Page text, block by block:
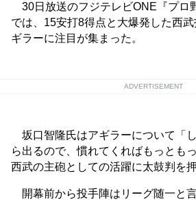
30日放送のフジテレビONE『プロ
では、15安打8得点と大爆発した西
ギラーに注目が集まった。
ADVERTISEMENT
坂口智隆氏はアギラーについて「
ら出るので、慣れてくればもっとも
西武の主砲としての活躍に太鼓判を押
開幕前から投手陣はリーグ随一と